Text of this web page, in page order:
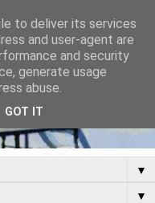
▼
▼
to deliver its services
and user-agent are
and security
generate usage
abuse.
GOT IT